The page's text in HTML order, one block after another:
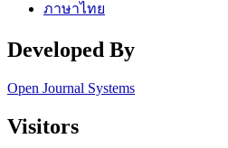
ภาษาไทย
Developed By
Open Journal Systems
Visitors